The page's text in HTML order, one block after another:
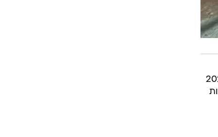
הפשיעה הרצחנית בחברה הערבית ב-2023
יוזמות